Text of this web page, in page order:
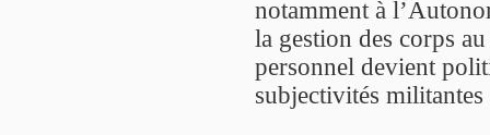
notamment à
la gestion des corps
personnel devient
subjectivités